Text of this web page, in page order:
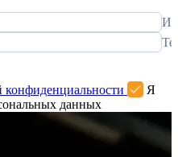
конфиденциальности
Я
данных